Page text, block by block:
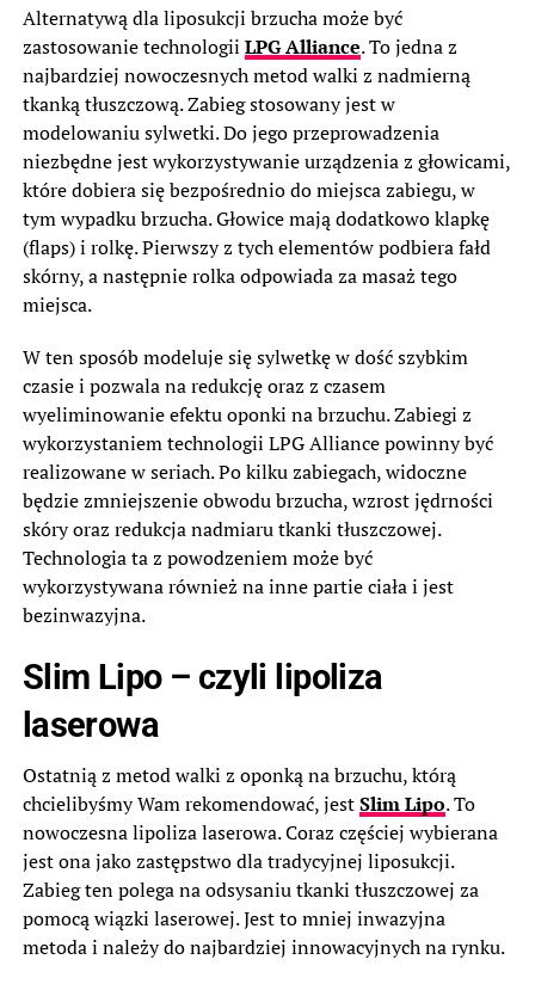
Alternatywą dla liposukcji brzucha może być
zastosowanie technologii LPG Alliance. To jedna z
najbardziej nowoczesnych metod walki z nadmierną
tkanką tłuszczową. Zabieg stosowany jest w
modelowaniu sylwetki. Do jego przeprowadzenia
niezbędne jest wykorzystywanie urządzenia z głowicami,
które dobiera się bezpośrednio do miejsca zabiegu, w
tym wypadku brzucha. Głowice mają dodatkowo klapkę
(flaps) i rolkę. Pierwszy z tych elementów podbiera fałd
skórny, a następnie rolka odpowiada za masaż tego
miejsca.
W ten sposób modeluje się sylwetkę w dość szybkim
czasie i pozwala na redukcję oraz z czasem
wyeliminowanie efektu oponki na brzuchu. Zabiegi z
wykorzystaniem technologii LPG Alliance powinny być
realizowane w seriach. Po kilku zabiegach, widoczne
będzie zmniejszenie obwodu brzucha, wzrost jędrności
skóry oraz redukcja nadmiaru tkanki tłuszczowej.
Technologia ta z powodzeniem może być
wykorzystywana również na inne partie ciała i jest
bezinwazyjna.
Slim Lipo – czyli lipoliza
laserowa
Ostatnią z metod walki z oponką na brzuchu, którą
chcielibyśmy Wam rekomendować, jestSlim Lipo. To
nowoczesna lipoliza laserowa. Coraz częściej wybierana
jest ona jako zastępstwo dla tradycyjnej liposukcji.
Zabieg ten polega na odsysaniu tkanki tłuszczowej za
pomocą wiązki laserowej. Jest to mniej inwazyjna
metoda i należy do najbardziej innowacyjnych na rynku.